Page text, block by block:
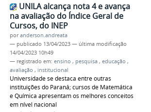
UNILA alcança nota 4 e avança
na avaliação do Índice Geral de
Cursos, do INEP
poranderson.andreata
— publicado 13/04/2023 — última modificação
14/04/2023 10h49
— registrado em: ensino , pesquisa , educação ,
avaliação , institucional
Universidade se destaca entre outras
instituições do Paraná; cursos de Matemática
e Química apresentam os melhores conceitos
em nível nacional